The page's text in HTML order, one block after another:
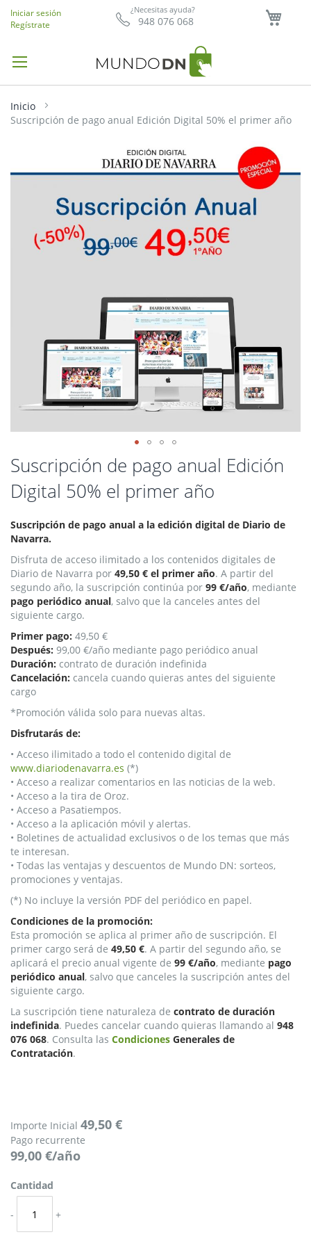
¿Necesitas ayuda?
948 076 068
Iniciar sesión
Regístrate
Inicio
Suscripción de pago anual Edición Digital 50% el primer año
Suscripción de pago anual Edición
Digital 50% el primer año
Suscripción de pago anual a la edición digital de Diario de
Navarra.
Disfruta de acceso ilimitado a los contenidos digitales de
Diario de Navarra por 49,50 € el primer año. A partir del
segundo año, la suscripción continúa por 99 €/año, mediante
pago periódico anual, salvo que la canceles antes del
siguiente cargo.
Primer pago: 49,50 €
Después: 99,00 €/año mediante pago periódico anual
Duración: contrato de duración indefinida
Cancelación: cancela cuando quieras antes del siguiente
cargo
*Promoción válida solo para nuevas altas.
Disfrutarás de:
• Acceso ilimitado a todo el contenido digital de
www.diariodenavarra.es (*)
• Acceso a realizar comentarios en las noticias de la web.
• Acceso a la tira de Oroz.
• Acceso a Pasatiempos.
• Acceso a la aplicación móvil y alertas.
• Boletines de actualidad exclusivos o de los temas que más
te interesan.
• Todas las ventajas y descuentos de Mundo DN: sorteos,
promociones y ventajas.
(*) No incluye la versión PDF del periódico en papel.
Condiciones de la promoción:
Esta promoción se aplica al primer año de suscripción. El
primer cargo será de 49,50 €. A partir del segundo año, se
aplicará el precio anual vigente de 99 €/año, mediante pago
periódico anual, salvo que canceles la suscripción antes del
siguiente cargo.
La suscripción tiene naturaleza de contrato de duración
indefinida. Puedes cancelar cuando quieras llamando al 948
076 068. Consulta las Condiciones Generales de
Contratación.
Importe Inicial 49,50 €
Pago recurrente
99,00 €/año
Cantidad
- +
final
imágenes
Saltar
al
comienzo
de
galería
de
imágenes